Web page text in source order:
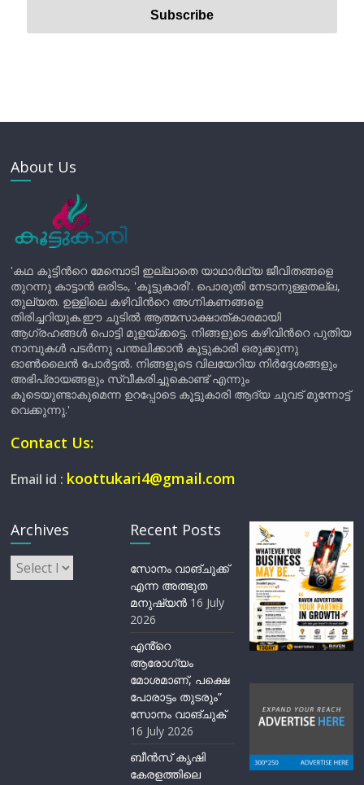
About Us
'കഥ കൂട്ടിന്‍റെ മേമ്പൊടി ഇല്ലാതെ യാഥാർഥ്യ ജീവിതങ്ങളെ
തുറന്നു കാട്ടാൻ ഒരിടം, 'കൂട്ടുകാരി'. പൊരുതി നേടാനുള്ളതല്ല,
തുല്യത. ഉള്ളിലെ കഴിവിന്‍റെ അഗ്നികണങ്ങളെ
തിരിച്ചറിയുക.ഈ ചൂടിൽ ആത്മസാക്ഷാത്കാരമായി
ആഗ്രഹങ്ങൾ പൊട്ടി മുളയ്ക്കട്ടെ. നിങ്ങളുടെ കഴിവിന്‍റെ പുതിയ
നാമ്പുകൾ പടർന്നു പന്തലിക്കാൻ കൂട്ടുകാരി ഒരുക്കുന്നു
ഓൺലൈൻ പോർട്ടൽ. നിങ്ങളുടെ വിലയേറിയ നിർദ്ദേശങ്ങളും
അഭിപ്രായങ്ങളും സ്വീകരിച്ചുകൊണ്ട് എന്നും
കൂടെയുണ്ടാകുമെന്ന ഉറപ്പോടെ കൂട്ടുകാരി ആദ്യ ചുവട് മുന്നോട്ട്
വെക്കുന്നു.'
Contact Us:
Email id : koottukari4@gmail.com
Archives
Archives
Recent Posts
സോനം വാങ്ചുക്ക്
എന്ന അത്ഭുത
മനുഷ്യന്‍ 16 July
2026
എൻ്റെ
ആരോഗ്യം
മോശമാണ്, പക്ഷെ
പോരാട്ടം തുടരും”
സോനം വാങ്ചുക്
16 July 2026
ബീന്‍സ് കൃഷി
കേരളത്തിലെ